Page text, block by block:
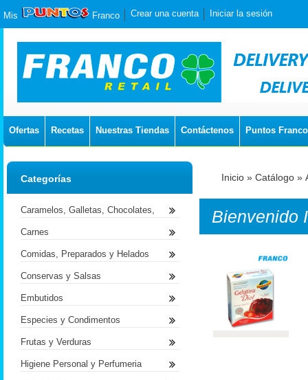
Mis Franco Crear una cuenta Iniciar la sesión
Ofertas Recetas Nuestras Tiendas Contáctenos Puntos Franco
Inicio » Catálogo »
Bienvenido
Categorías
Caramelos, Galletas, Chocolates,
Carnes
Comidas, Preparados y Helados
Conservas y Salsas
Embutidos
Especies y Condimentos
Frutas y Verduras
Higiene Personal y Perfumeria